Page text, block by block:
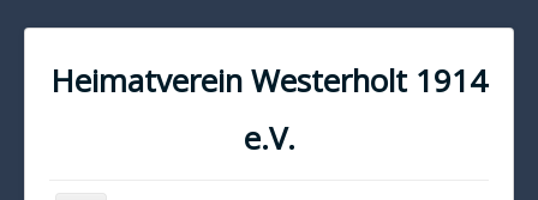
Heimatverein Westerholt 1914
e.V.